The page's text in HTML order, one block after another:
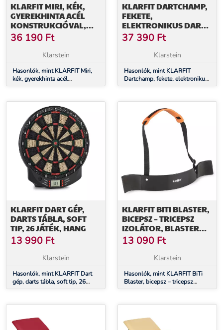
KLARFIT MIRI, KÉK,
GYEREKHINTA ACÉL
KONSTRUKCIÓVAL,
KERTI HASZNÁLATRA
36 190 Ft
Klarstein
Hasonlók, mint KLARFIT Miri,
kék, gyerekhinta acél
konstrukcióval, kerti használatra
KLARFIT DARTCHAMP,
FEKETE,
ELEKTRONIKUS DARTS
TÁBLA DARTSOKKAL
ÉS AJTÓVAL
37 390 Ft
Klarstein
Hasonlók, mint KLARFIT
Dartchamp, fekete, elektronikus
darts tábla dartsokkal és ajtóval
KLARFIT DART GÉP,
DARTS TÁBLA, SOFT
TIP, 26 JÁTÉK, HANG
13 990 Ft
Klarstein
Hasonlók, mint KLARFIT Dart
gép, darts tábla, soft tip, 26
játék, hang
KLARFIT BITI BLASTER,
BICEPSZ – TRICEPSZ
IZOLÁTOR, BLASTER
BOMBER, FÉM
13 090 Ft
Klarstein
Hasonlók, mint KLARFIT BiTi
Blaster, bicepsz – tricepsz
izolátor, blaster bomber, fém